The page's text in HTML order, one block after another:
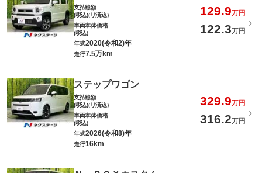
支払総額
(税込)(リ済込)
129.9万円
車両本体価格
(税込)
122.3万円
年式2020(令和2)年
走行7.5万km
ステップワゴン
支払総額
(税込)(リ済込)
329.9万円
車両本体価格
(税込)
316.2万円
年式2026(令和8)年
走行16km